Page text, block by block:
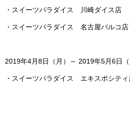
・スイーツパラダイス 川崎ダイス
・スイーツパラダイス 名古屋パル
2019年4月8日（月）～ 2019年5月6日（
・スイーツパラダイス エキスポシテ